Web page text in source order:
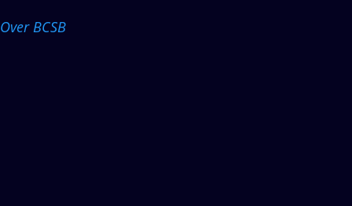
Over BCSB